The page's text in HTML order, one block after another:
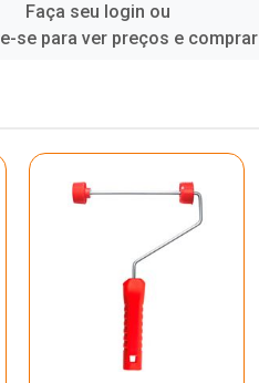
Faça seu login ou
se para ver preços e comprar